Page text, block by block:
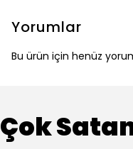
Yorumlar
Bu ürün için henüz
Çok